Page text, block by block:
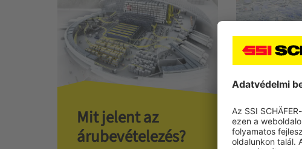
Mit jelent az
árubevételezés?
Mi az